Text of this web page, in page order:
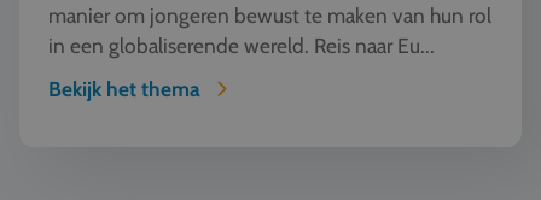
manier om jongeren bewust te maken van hun rol
in een globaliserende wereld. Reis naar Eu...
Bekijk het thema